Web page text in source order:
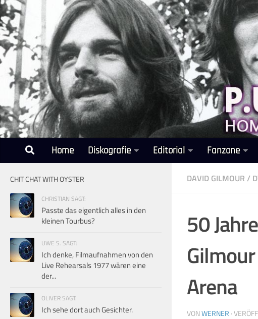
Unter dem Inhalt
Home Diskografie Editorial Fanzone
DAVID GILMOUR /
50
Arena
VONWERNER ·
CHIT CHAT WITH OYSTER
CHRISTIAN SAGT:
Passte das eigentlich alles in den
kleinen Tourbus?
UWE S. SAGT:
Ich denke, Filmaufnahmen von den
Live Rehearsals 1977 wären eine
der...
OLIVER SAGT:
Ich sehe dort auch Gesichter.